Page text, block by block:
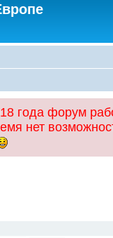
года форум
нет